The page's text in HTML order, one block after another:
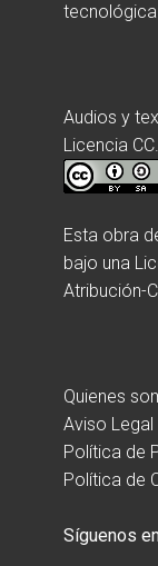
Audios y
Licencia CC.
Esta obra
bajo una
Atribución-
Quienes
Aviso Legal
Política de
Política de
Síguenos